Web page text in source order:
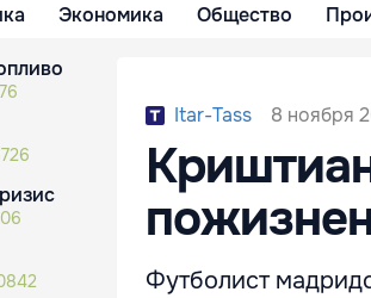
Экономика Общество
Itar-Tass 8 ноября
Футболист